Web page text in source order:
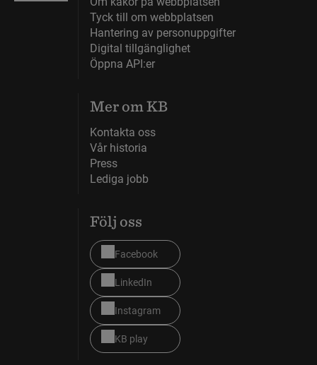
Tyck till om webbplatsen
Hantering av personuppgifter
Digital tillgänglighet
Öppna API:er
Mer om KB
Kontakta oss
Vår historia
Press
Lediga jobb
Följ oss
Facebook
LinkedIn
Instagram
KB play